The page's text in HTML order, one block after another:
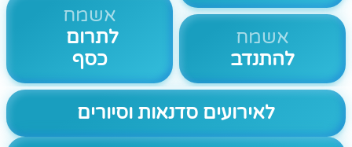
אשמח
להתנדב
אשמח
לתרום
כסף
לאירועים סדנאות וסיורים